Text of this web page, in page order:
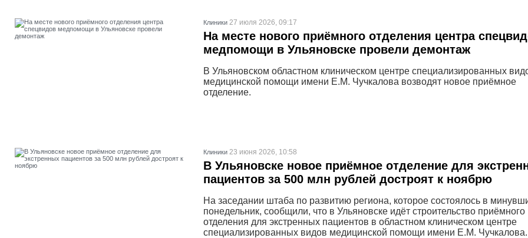
Клиники 27 июля 2026, 09:17
На месте нового приёмного отделения центра
медпомощи в Ульяновске провели демонтаж
В Ульяновском областном клиническом центре специализированных
медицинской помощи имени Е.М. Чучкалова возводят новое приёмное
отделение.
Клиники 23 июня 2026, 10:58
В Ульяновске новое приёмное отделение для
пациентов за 500 млн рублей достроят к ноябрю
На заседании штаба по развитию региона, которое состоялось в
понедельник, сообщили, что в Ульяновске идёт строительство приёмного
отделения для экстренных пациентов в областном клиническом центре
специализированных видов медицинской помощи имени Е.М. Чучкалова.